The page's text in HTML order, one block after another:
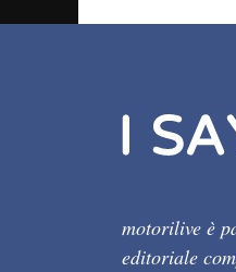
motorilive è
editoriale